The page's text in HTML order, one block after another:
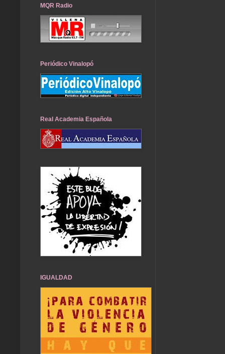
MQR Radio
Periódico Vinalopó
Real Academia Española
IGUALDAD